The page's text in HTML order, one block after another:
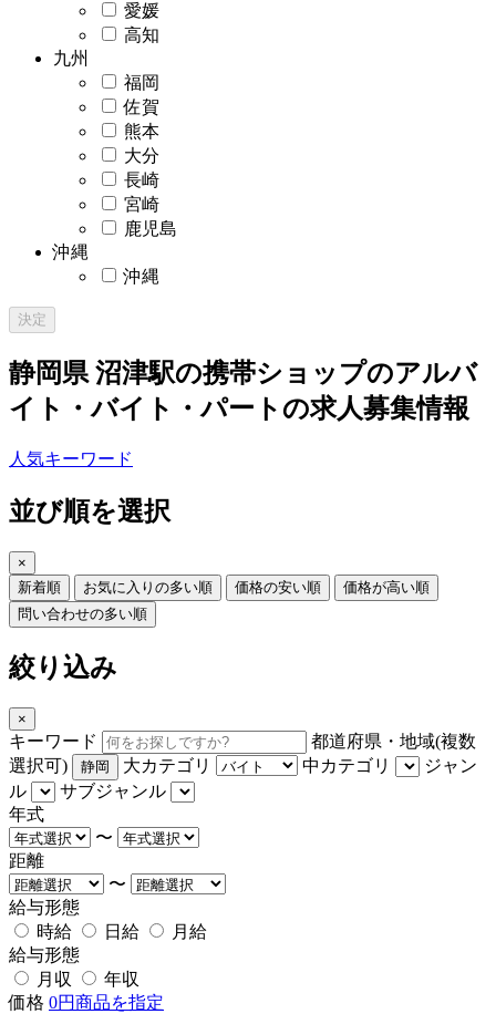
愛媛
高知
九州
福岡
佐賀
熊本
大分
長崎
宮崎
鹿児島
沖縄
沖縄
決定
静岡県 沼津駅の携帯ショップのアルバ
イト・バイト・パートの求人募集情報
人気キーワード
並び順を選択
×
新着順
お気に入りの多い順 価格の安い順
価格が高い順
問い合わせの多い順
絞り込み
×
キーワード
都道府県・地域(複数
選択可)
静岡 大カテゴリ 中カテゴリ
ジャン
ル
サブジャンル
年式
〜
距離
〜
給与形態
時給
日給
月給
給与形態
月収
年収
価格 0円商品を指定